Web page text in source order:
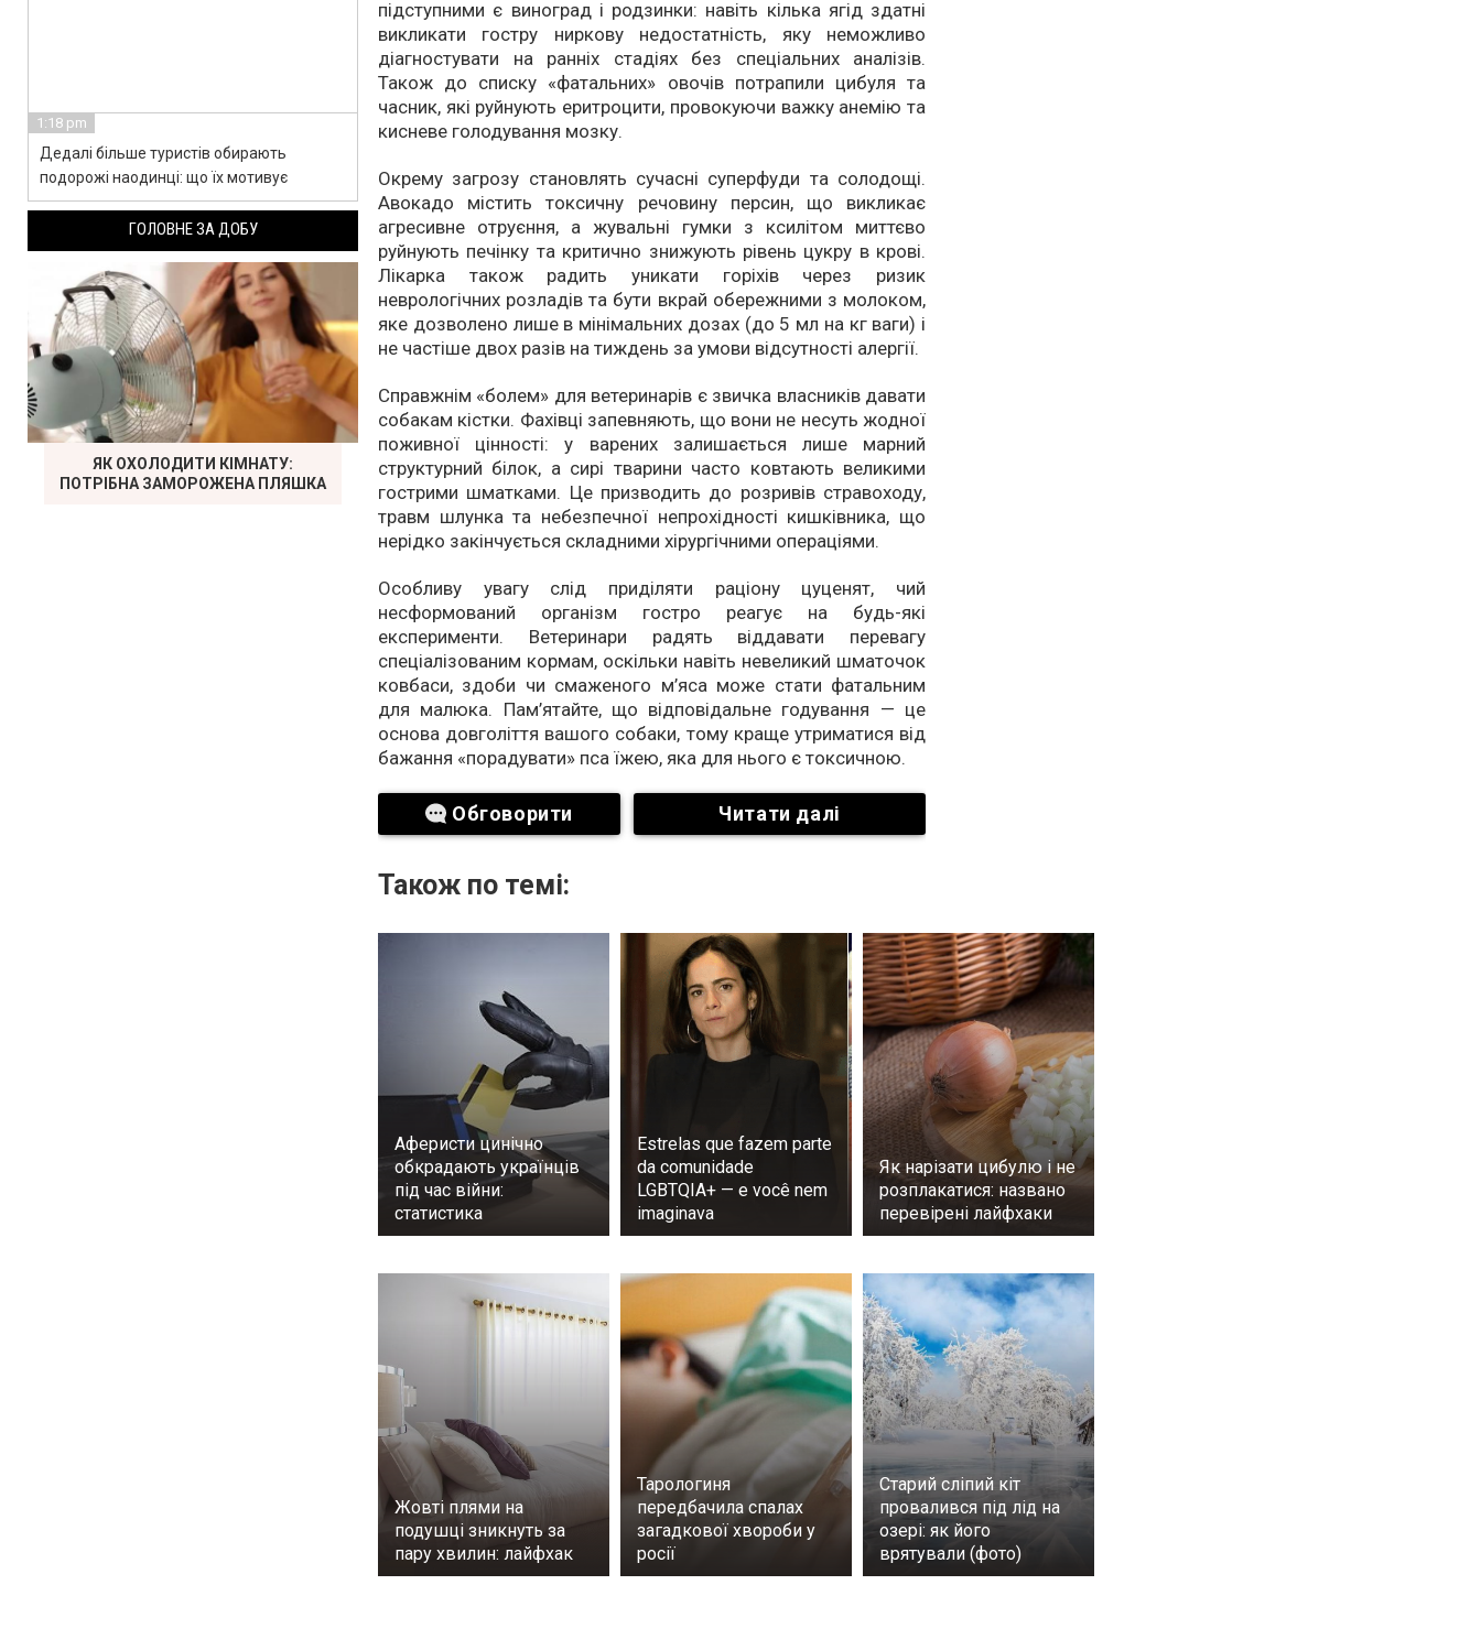
підступними є виноград і родзинки: навіть кілька ягід здатні
викликати гостру ниркову недостатність, яку неможливо
діагностувати на ранніх стадіях без спеціальних аналізів.
Також до списку «фатальних» овочів потрапили цибуля та
часник, які руйнують еритроцити, провокуючи важку анемію та
кисневе голодування мозку.
Окрему загрозу становлять сучасні суперфуди та солодощі.
Авокадо містить токсичну речовину персин, що викликає
агресивне отруєння, а жувальні гумки з ксилітом миттєво
руйнують печінку та критично знижують рівень цукру в крові.
Лікарка також радить уникати горіхів через ризик
неврологічних розладів та бути вкрай обережними з молоком,
яке дозволено лише в мінімальних дозах (до 5 мл на кг ваги) і
не частіше двох разів на тиждень за умови відсутності алергії.
Справжнім «болем» для ветеринарів є звичка власників давати
собакам кістки. Фахівці запевняють, що вони не несуть жодної
поживної цінності: у варених залишається лише марний
структурний білок, а сирі тварини часто ковтають великими
гострими шматками. Це призводить до розривів стравоходу,
травм шлунка та небезпечної непрохідності кишківника, що
нерідко закінчується складними хірургічними операціями.
Особливу увагу слід приділяти раціону цуценят, чий
несформований організм гостро реагує на будь-які
експерименти. Ветеринари радять віддавати перевагу
спеціалізованим кормам, оскільки навіть невеликий шматочок
ковбаси, здоби чи смаженого м’яса може стати фатальним
для малюка. Пам’ятайте, що відповідальне годування — це
основа довголіття вашого собаки, тому краще утриматися від
бажання «порадувати» пса їжею, яка для нього є токсичною.
Обговорити Читати далі
Також по темі:
Аферисти цинічно
обкрадають українців
під час війни:
статистика
Estrelas que fazem parte
da comunidade
LGBTQIA+ — e você nem
imaginava
Як нарізати цибулю і не
розплакатися: названо
перевірені лайфхаки
Жовті плями на
подушці зникнуть за
пару хвилин: лайфхак
Тарологиня
передбачила спалах
загадкової хвороби у
росії
Старий сліпий кіт
провалився під лід на
озері: як його
врятували (фото)
1:18 pm
Дедалі більше туристів обирають
подорожі наодинці: що їх мотивує
ГОЛОВНЕ ЗА ДОБУ
ЯК ОХОЛОДИТИ КІМНАТУ:
ПОТРІБНА ЗАМОРОЖЕНА ПЛЯШКА